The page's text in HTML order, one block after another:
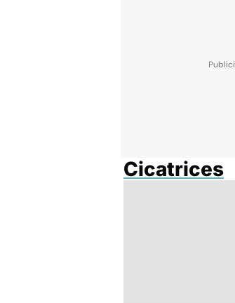
Cicatrices